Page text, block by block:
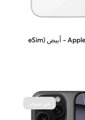
Apple iPhone 17 (256GB) - أبيض (eSim
غير متوفر